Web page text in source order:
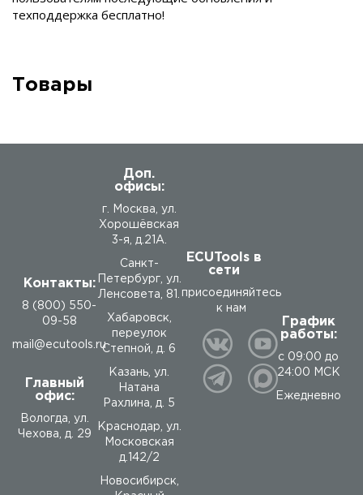
техподдержка бесплатно!
Товары
Контакты:
8 (800) 550-
09-58
mail@ecutools.ru
Главный
офис:
Вологда, ул.
Чехова, д. 29
Доп.
офисы:
г. Москва, ул.
Хорошёвская
3-я, д.21А.
Санкт-
Петербург, ул.
Ленсовета, 81.
Хабаровск,
переулок
Степной, д. 6
Казань, ул.
Натана
Рахлина, д. 5
Краснодар, ул.
Московская
д.142/2
Новосибирск,
ECUTools в
сети
присоединяйтесь
к нам
График
работы:
с 09:00 до
24:00 МСК
Ежедневно